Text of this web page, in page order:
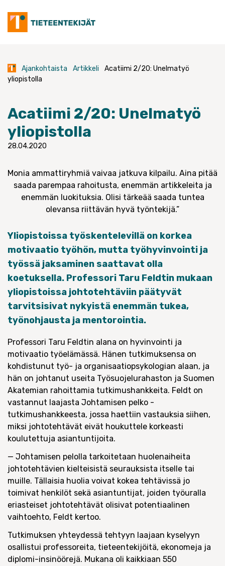
content
Ajankohtaista Artikkeli
Acatiimi 2/20: Unelmatyö
yliopistolla
Acatiimi 2/20: Unelmatyö
yliopistolla
28.04.2020
Monia ammattiryhmiä vaivaa jatkuva kilpailu. Aina pitää
saada parempaa rahoitusta, enemmän artikkeleita ja
enemmän luokituksia. Olisi tärkeää saada tuntea
olevansa riittävän hyvä työntekijä.”
Yliopistoissa työskentelevillä on korkea
motivaatio työhön, mutta työhyvinvointi ja
työssä jaksaminen saattavat olla
koetuksella. Professori Taru Feldtin mukaan
yliopistoissa johtotehtäviin päätyvät
tarvitsisivat nykyistä enemmän tukea,
työnohjausta ja mentorointia.
Professori Taru Feldtin alana on hyvinvointi ja
motivaatio työelämässä. Hänen tutkimuksensa on
kohdistunut työ- ja organisaatiopsykologian alaan, ja
hän on johtanut useita Työsuojelurahaston ja Suomen
Akatemian rahoittamia tutkimushankkeita. Feldt on
vastannut laajasta Johtamisen pelko -
tutkimushankkeesta, jossa haettiin vastauksia siihen,
miksi johtotehtävät eivät houkuttele korkeasti
koulutettuja asiantuntijoita.
— Johtamisen pelolla tarkoitetaan huolenaiheita
johtotehtävien kielteisistä seurauksista itselle tai
muille. Tällaisia huolia voivat kokea tehtävissä jo
toimivat henkilöt sekä asiantuntijat, joiden työuralla
eriasteiset johtotehtävät olisivat potentiaalinen
vaihtoehto, Feldt kertoo.
Tutkimuksen yhteydessä tehtyyn laajaan kyselyyn
osallistui professoreita, tieteentekijöitä, ekonomeja ja
diplomi-insinöörejä. Mukana oli kaikkiaan 550